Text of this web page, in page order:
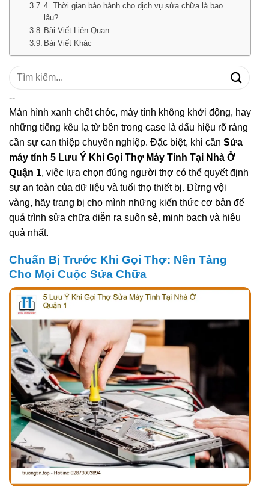
4. Thời gian bảo hành cho dịch vụ sửa chữa là bao
lâu?
Bài Viết Liên Quan
Bài Viết Khác
Tìm
--
Màn hình xanh chết chóc, máy tính không khởi động, hay
những tiếng kêu lạ từ bên trong case là dấu hiệu rõ ràng
cần sự can thiệp chuyên nghiệp. Đặc biệt, khi cần Sửa
máy tính 5 Lưu Ý Khi Gọi Thợ Máy Tính Tại Nhà Ở
Quận 1, việc lựa chọn đúng người thợ có thể quyết định
sự an toàn của dữ liệu và tuổi thọ thiết bị. Đừng vội
vàng, hãy trang bị cho mình những kiến thức cơ bản để
quá trình sửa chữa diễn ra suôn sẻ, minh bạch và hiệu
quả nhất.
Chuẩn Bị Trước Khi Gọi Thợ: Nền Tảng
Cho Mọi Cuộc Sửa Chữa